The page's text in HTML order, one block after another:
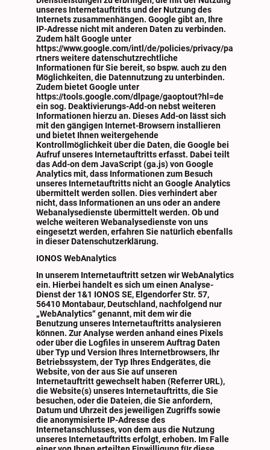
unseres Internetauftritts und der Nutzung des
Internets zusammenhängen. Google gibt an, Ihre
IP-Adresse nicht mit anderen Daten zu verbinden.
Zudem hält Google unter
https://www.google.com/intl/de/policies/privacy/pa
rtners weitere datenschutzrechtliche
Informationen für Sie bereit, so bspw. auch zu den
Möglichkeiten, die Datennutzung zu unterbinden.
Zudem bietet Google unter
https://tools.google.com/dlpage/gaoptout?hl=de
ein sog. Deaktivierungs-Add-on nebst weiteren
Informationen hierzu an. Dieses Add-on lässt sich
mit den gängigen Internet-Browsern installieren
und bietet Ihnen weitergehende
Kontrollmöglichkeit über die Daten, die Google bei
Aufruf unseres Internetauftritts erfasst. Dabei teilt
das Add-on dem JavaScript (ga.js) von Google
Analytics mit, dass Informationen zum Besuch
unseres Internetauftritts nicht an Google Analytics
übermittelt werden sollen. Dies verhindert aber
nicht, dass Informationen an uns oder an andere
Webanalysedienste übermittelt werden. Ob und
welche weiteren Webanalysedienste von uns
eingesetzt werden, erfahren Sie natürlich ebenfalls
in dieser Datenschutzerklärung.
IONOS WebAnalytics
In unserem Internetauftritt setzen wir WebAnalytics
ein. Hierbei handelt es sich um einen Analyse-
Dienst der 1&1 IONOS SE, Elgendorfer Str. 57,
56410 Montabaur, Deutschland, nachfolgend nur
„WebAnalytics“ genannt, mit dem wir die
Benutzung unseres Internetauftritts analysieren
können. Zur Analyse werden anhand eines Pixels
oder über die Logfiles in unserem Auftrag Daten
über Typ und Version Ihres Internetbrowsers, Ihr
Betriebssystem, der Typ Ihres Endgerätes, die
Website, von der aus Sie auf unseren
Internetauftritt gewechselt haben (Referrer URL),
die Website(s) unseres Internetauftritts, die Sie
besuchen, oder die Dateien, die Sie anfordern,
Datum und Uhrzeit des jeweiligen Zugriffs sowie
die anonymisierte IP-Adresse des
Internetanschlusses, von dem aus die Nutzung
unseres Internetauftritts erfolgt, erhoben. Im Falle